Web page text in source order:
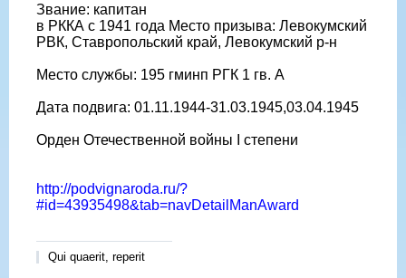
Звание: капитан
в РККА с 1941 года Место призыва: Левокумский
РВК, Ставропольский край, Левокумский р-н
Место службы: 195 гминп РГК 1 гв. А
Дата подвига: 01.11.1944-31.03.1945,03.04.1945
Орден Отечественной войны I степени
http://podvignaroda.ru/?
#id=43935498&tab=navDetailManAward
Qui quaerit, reperit